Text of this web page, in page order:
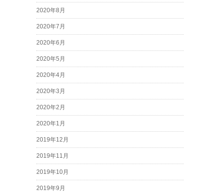
2020年8月
2020年7月
2020年6月
2020年5月
2020年4月
2020年3月
2020年2月
2020年1月
2019年12月
2019年11月
2019年10月
2019年9月